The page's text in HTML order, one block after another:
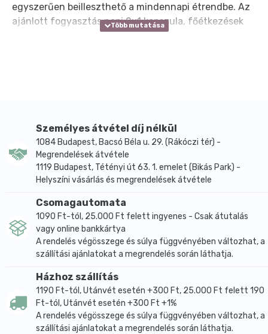
egyszerűen beilleszthető a mindennapi étrendbe. Az
ajánlott fogyasztás napi 2x1 kapszula, főétkezések
előtt, bőséges folyadékkal.
formulát keresnek kapszulás kiszerelésben. A 60
darabos csomagolás a javasolt adagolás mellett 30
napi adagot tartalmaz.
Az összetétel rövid és egyértelműen elkülöníthető. Az
aktív összetevő a növényi szterin, míg a kapszula
további összetevői a kukoricakeményítő, a
mikrokristályos cellulóz és a hidroxipropil-metil-
cellulózból készült kapszulahéj. Ezáltal a fő
hatóanyag és a technológiai segédanyagok jól
elkülönülnek egymástól.
Főbb hatóanyagok és összetevők
Napi adagban, 2 kapszulában Növényi szterinek 800
mg
Aktív összetevők: növényi szterinek
Személyes átvétel díj nélkül
1084 Budapest, Bacsó Béla u. 29. (Rákóczi tér) -
Megrendelések átvétele
1119 Budapest, Tétényi út 63. 1. emelet (Bikás Park) -
Helyszíni vásárlás és megrendelések átvétele
Csomagautomata
1090 Ft-tól, 25.000 Ft felett ingyenes - Csak átutalás
vagy online bankkártya
A rendelés végösszege és súlya függvényében változhat, a
szállítási ajánlatokat a megrendelés során láthatja.
Házhoz szállítás
1190 Ft-tól, Utánvét esetén +300 Ft, 25.000 Ft felett 190
Ft-tól, Utánvét esetén +300 Ft +1%
A rendelés végösszege és súlya függvényében változhat, a
szállítási ajánlatokat a megrendelés során láthatja.